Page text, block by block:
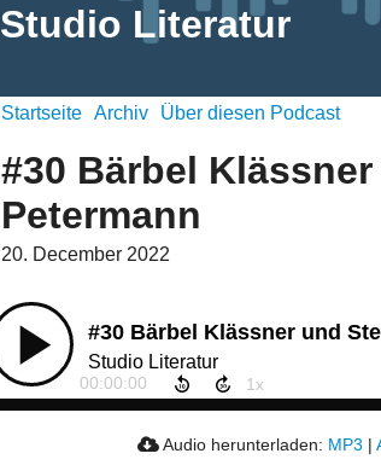
Studio Literatur
Startseite Archiv Über diesen Podcast
#30 Bärbel
Petermann
20. December 2022
#30 Bärbel Klässner und
Studio Literatur
00:00:00
Audio herunterladen: MP3 |